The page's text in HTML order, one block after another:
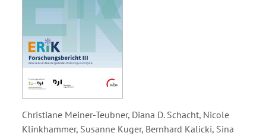
Christiane Meiner-Teubner, Diana D. Schacht, Nicole
Klinkhammer, Susanne Kuger, Bernhard Kalicki, Sina